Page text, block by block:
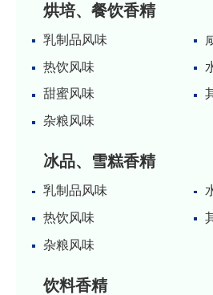
烘培、餐饮香精
乳制品风味
热饮风味
甜蜜风味
杂粮风味
冰品、雪糕香精
乳制品风味
热饮风味
杂粮风味
饮料香精